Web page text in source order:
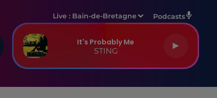
Live : Bain-de-Bretagne Podcasts
It's Probably Me
STING